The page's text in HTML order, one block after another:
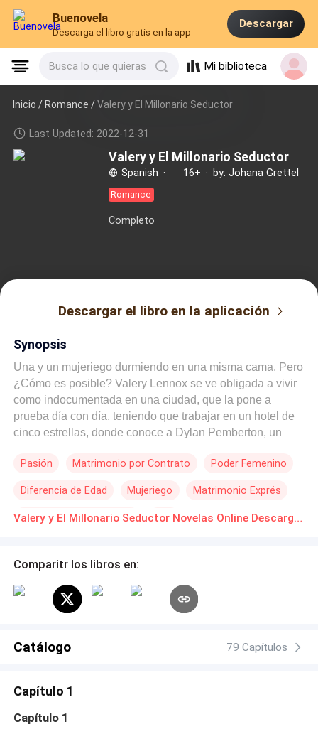
Buenovela
Descarga el libro gratis en la app
Descargar
Busca lo que quieras Mi biblioteca
Inicio /Romance /Valery y El Millonario Seductor
Last Updated: 2022-12-31
Valery y El Millonario Seductor
Spanish · 16+ · by: Johana Grettel
Romance
Completo
Descargar el libro en la aplicación
Synopsis
Una y un mujeriego durmiendo en una misma cama. Pero
¿Cómo es posible? Valery Lennox se ve obligada a vivir
como indocumentada en una ciudad, que la pone a
prueba día con día, teniendo que trabajar en un hotel de
cinco estrellas, donde conoce a Dylan Pemberton, un
trato que ella no podrá resistir, convirtiéndola en su
negocio. Pero, el pasado regresa y Valery tendrá que
afrontar a su hermanastro un hombre cruel que la
poco a poco se está ganando su corazón. Una relación
a un mujeriego o para convencer a una de que puede
volver a confiar en alguien, en medio de un mar de
vencer a su contrincante y llevar a Valery a encontrar la
está dispuesto a todo, incluso a jugar sucio, con tal de
Pasión Matrimonio por Contrato Poder Femenino
Diferencia de Edad Mujeriego Matrimonio Exprés
POV en primera persona CEO Valery y El Millonario Seductor Novelas Online Descarga gratuita de PDF
Comparitr los libros en:
Catálogo 79 Capítulos
Capítulo 1
Capítulo 1